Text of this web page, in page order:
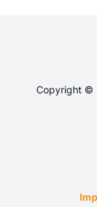
Copyright ©